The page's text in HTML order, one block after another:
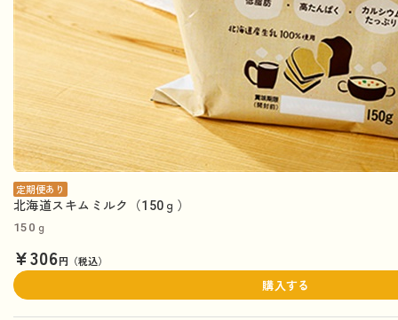
定期便あり
北海道スキムミルク（150ｇ）
150ｇ
¥306円（税込）
購入する